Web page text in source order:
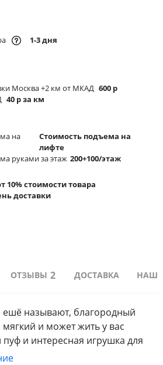
1-3 дня
Москва +2 км от МКАД 600 р
40 р за км
на
Стоимость подъема на
лифте
руками за этаж 200+100/этаж
10% стоимости товара
доставки
ОТЗЫВЫ 2 ДОСТАВКА
ешё называют, благородный
и может жить у вас
и интересная игрушка для
плоская спина, и он